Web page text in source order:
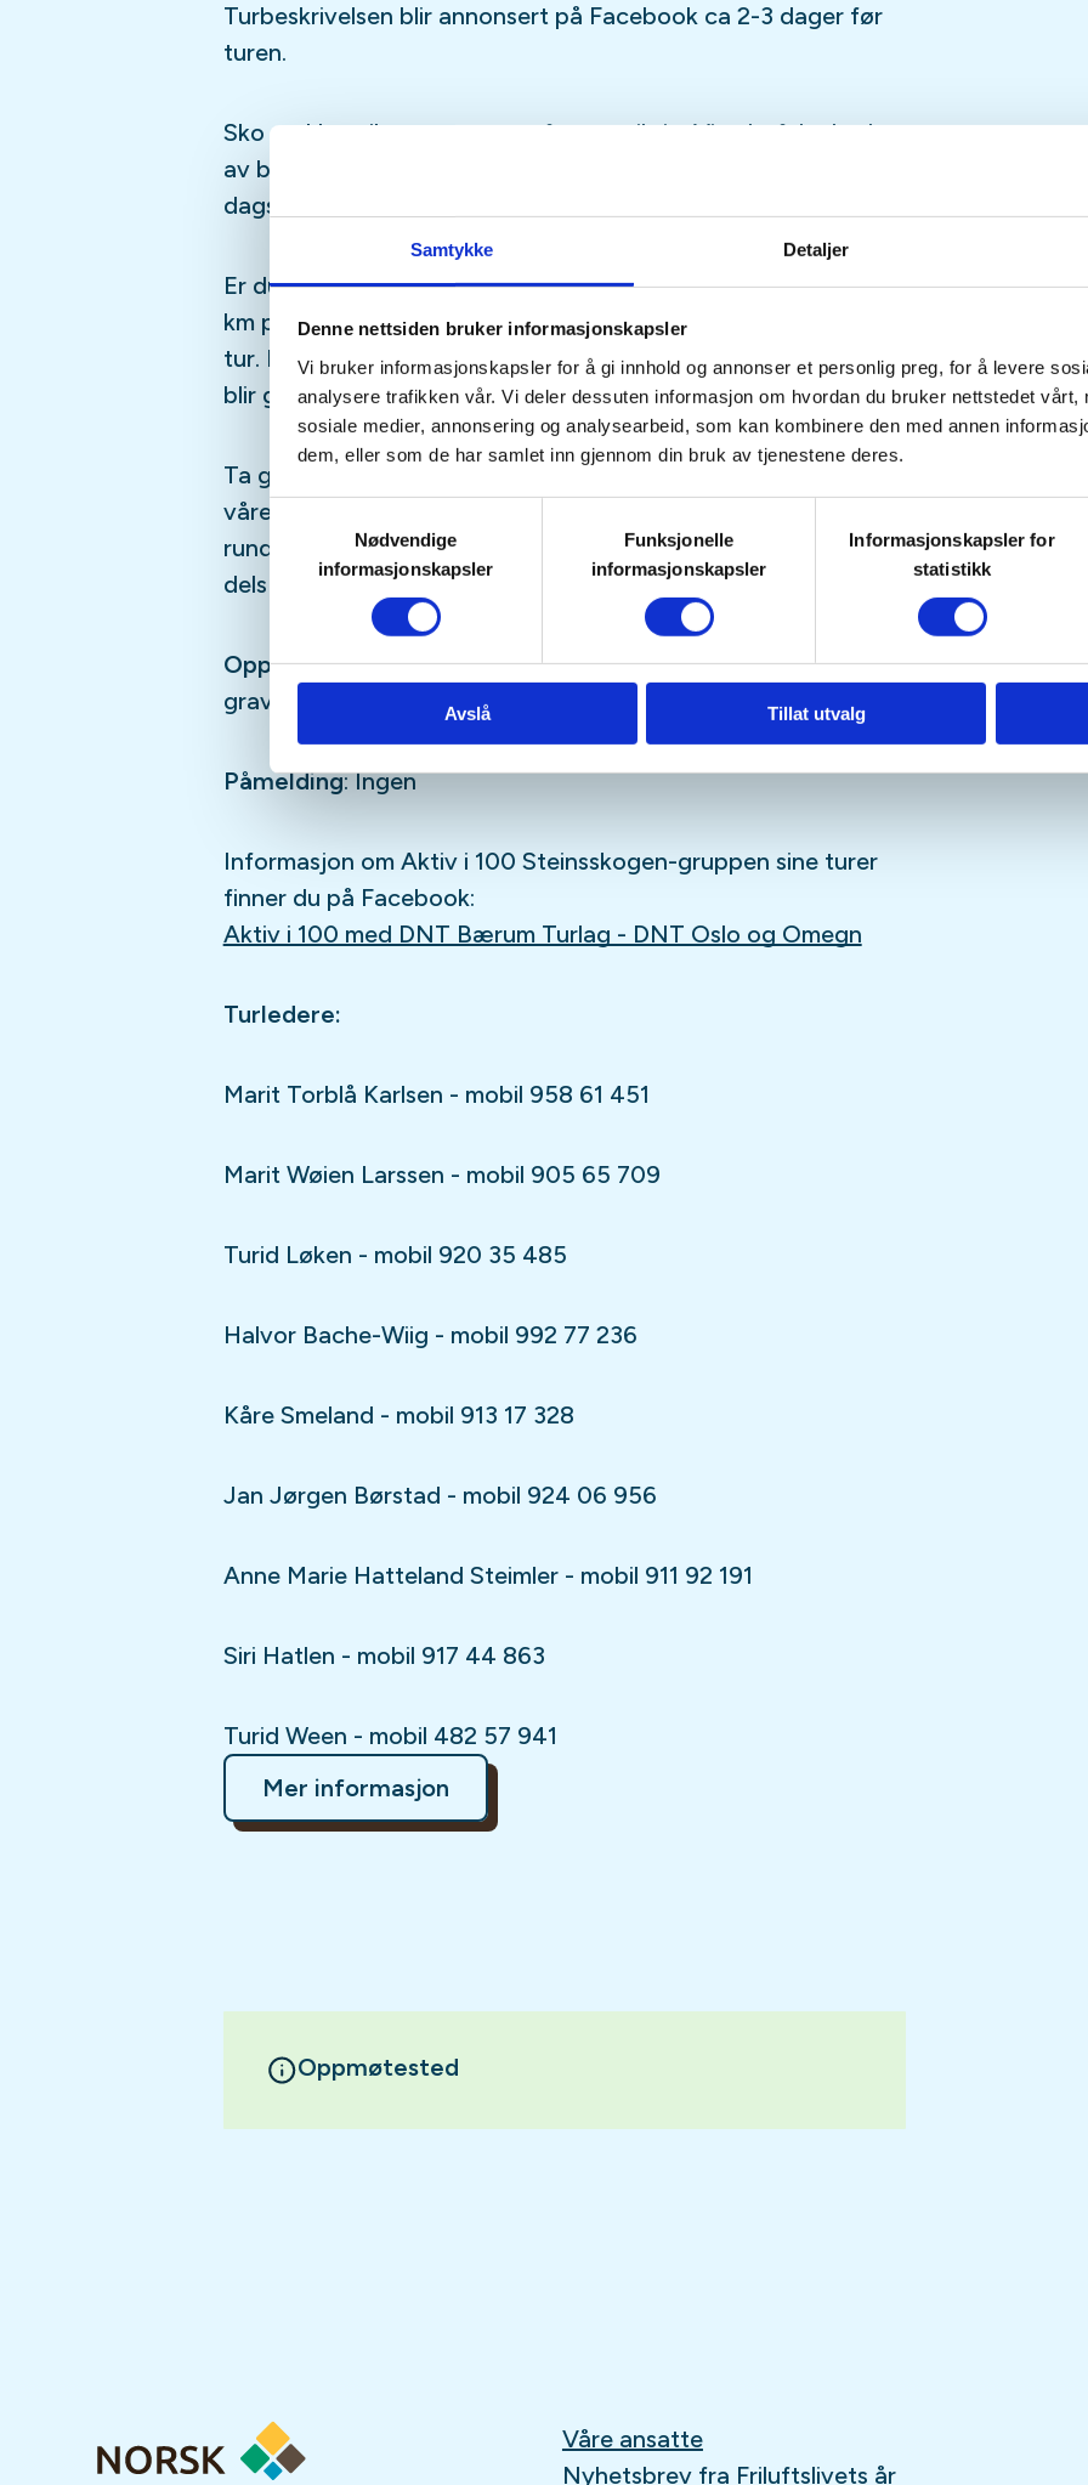
Samtykke Detaljer
Denne nettsiden bruker informasjonskapsler
Vi bruker informasjonskapsler for å gi innhold og annonser et personlig preg, for å levere
analysere trafikken vår. Vi deler dessuten informasjon om hvordan du bruker nettstedet vårt,
sosiale medier, annonsering og analysearbeid, som kan kombinere den med annen
dem, eller som de har samlet inn gjennom din bruk av tjenestene deres.
Samtykkevalg
Nødvendige
informasjonskapsler
Funksjonelle
informasjonskapsler
Informasjonskapsler for
statistikk
Avslå Tillat utvalg
Turbeskrivelsen blir annonsert på Facebook ca 2-3 dager før
turen.
Sko og klær tilpasset vær og føre er viktig. Vi anbefaler bruk
av brodder eller piggsko i vintersesongen. Husk alltid
dagstursekk med mat og drikke og litt ekstra klær.
Er du usikker på om du er sprek nok? Dersom du kan gå 3-4
km på 60 min med liten dagstursekk, kan du være med oss på
tur. På Aktiv i 100 turene er vi alltid minst 2 turledere, så ingen
blir gått fra eller må gå alene.
Ta gjerne med deg en venn - det er plass til alle på turene
våre. Men husk at dette er turer for normalt spreke. Terrenget
rundt Steinsskogen kan være bratt, og vi går mye på sti og til
dels i ulendt terreng.
Oppmøte:Steinsskogen parkering(øvre parkeringsplass ved
gravlunden), 5 – 10 min før avgang.
Påmelding: Ingen
Informasjon om Aktiv i 100 Steinsskogen-gruppen sine turer
finner du på Facebook:
Aktiv i 100 med DNT Bærum Turlag - DNT Oslo og Omegn
Turledere:
Marit Torblå Karlsen - mobil 958 61 451
Marit Wøien Larssen - mobil 905 65 709
Turid Løken - mobil 920 35 485
Halvor Bache-Wiig - mobil 992 77 236
Kåre Smeland - mobil 913 17 328
Jan Jørgen Børstad - mobil 924 06 956
Anne Marie Hatteland Steimler - mobil 911 92 191
Siri Hatlen - mobil 917 44 863
Turid Ween - mobil 482 57 941
Mer informasjon
Oppmøtested
Våre ansatte
Nyhetsbrev fra Friluftslivets år